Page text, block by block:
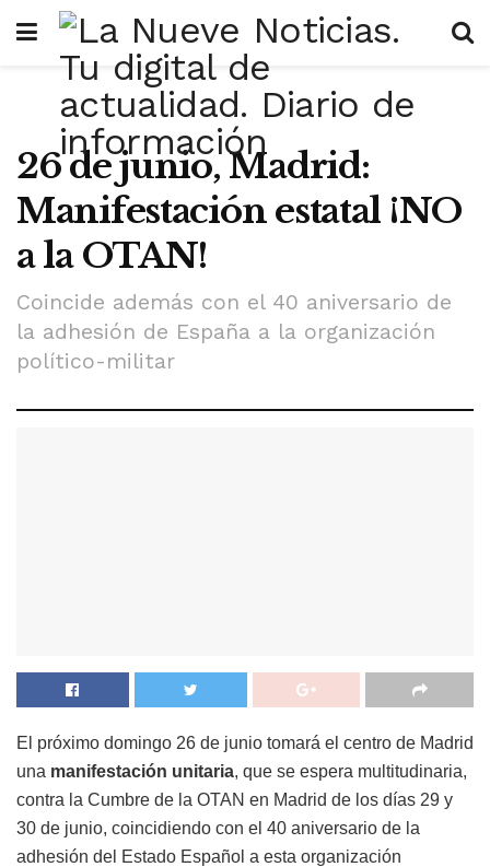
26 de junio, Madrid:
Manifestación estatal ¡NO
a la OTAN!
Coincide además con el 40 aniversario de
la adhesión de España a la organización
político-militar
El próximo domingo 26 de junio tomará el centro de Madrid
una manifestación unitaria, que se espera multitudinaria,
contra la Cumbre de la OTAN en Madrid de los días 29 y
30 de junio, coincidiendo con el 40 aniversario de la
adhesión del Estado Español a esta organización